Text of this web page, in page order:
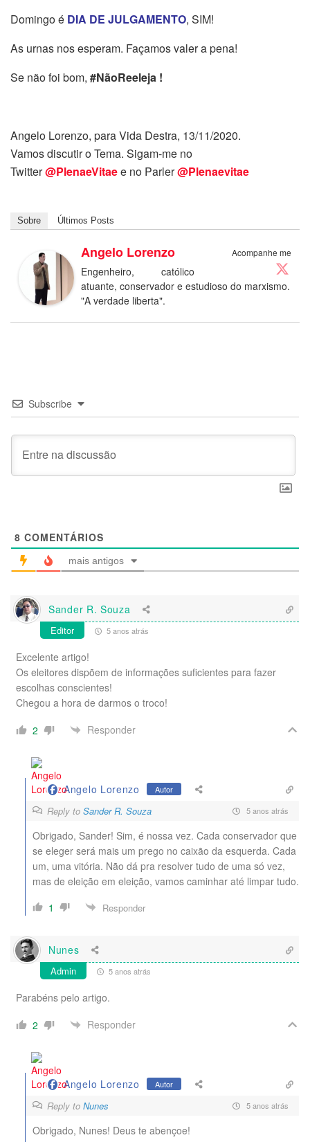
Domingo é DIA DE JULGAMENTO, SIM!
As urnas nos esperam. Façamos valer a pena!
Se não foi bom, #NãoReeleja !
Angelo Lorenzo, para Vida Destra, 13/11/2020.
Vamos discutir o Tema. Sigam-me no
Twitter@PlenaeVitaee no Parler@Plenaevitae
Sobre Últimos Posts
Acompanhe me
Angelo Lorenzo
Engenheiro, católico
atuante, conservador e estudioso do marxismo.
"A verdade liberta".
Subscribe
8 COMENTÁRIOS
mais antigos
Sander R. Souza
Editor 5 anos atrás
Excelente artigo!
Os eleitores dispõem de informações suficientes para fazer
escolhas conscientes!
Chegou a hora de darmos o troco!
2
Responder
Angelo Lorenzo Autor
Reply to Sander R. Souza 5 anos atrás
Obrigado, Sander! Sim, é nossa vez. Cada conservador que
se eleger será mais um prego no caixão da esquerda. Cada
um, uma vitória. Não dá pra resolver tudo de uma só vez,
mas de eleição em eleição, vamos caminhar até limpar tudo.
1
Responder
Nunes
Admin 5 anos atrás
Parabéns pelo artigo.
2
Responder
Angelo Lorenzo Autor
Reply to Nunes 5 anos atrás
Obrigado, Nunes! Deus te abençoe!